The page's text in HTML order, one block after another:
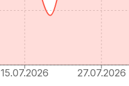
15.07.2026 27.07.2026